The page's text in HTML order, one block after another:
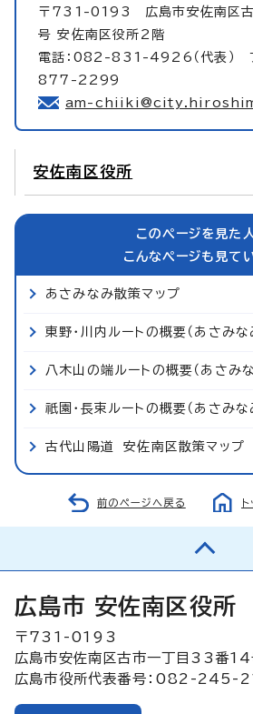
〒731-0193 広島市安佐南区
号 安佐南区役所2階
電話：082-831-4926（代表）
877-2299
am-
安佐南区役所
このページを見た
こんなページも見て
あさみなみ散策マップ
東野・川内ルートの概要（あさみな
八木山の端ルートの概要（あさみ
祇園・長束ルートの概要（あさみな
古代山陽道 安佐南区散策マップ
前のページへ戻る
広島市 安佐南区役所
〒731-0193
広島市安佐南区古市一丁目33番14
広島市役所代表番号：082-245-